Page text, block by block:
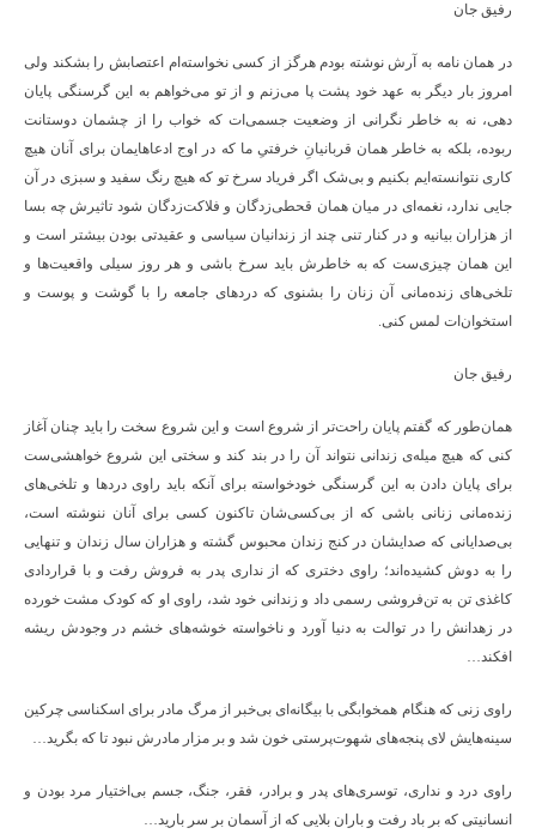
رفیق جان
در همان نامه به آرش نوشته بودم هرگز از کسی نخواسته‌ام اعتصابش را بشکند ولی
امروز بار دیگر به عهد خود پشت پا می‌زنم و از تو می‌خواهم به این گرسنگی پایان
دهی، نه به خاطر نگرانی از وضعیت جسمی‌ات که خواب را از چشمان دوستانت
ربوده، بلکه به خاطر همان قربانیانِ خرفتیِ ما که در اوج ادعاهایمان برای آنان هیچ
کاری نتوانسته‌ایم بکنیم و بی‌شک اگر فریاد سرخ تو که هیچ رنگ سفید و سبزی در آن
جایی ندارد، نغمه‌ای در میان همان قحطی‌زدگان و فلاکت‌زدگان شود تاثیرش چه بسا
از هزاران بیانیه و در کنار تنی چند از زندانیان سیاسی و عقیدتی بودن بیشتر است و
این همان چیزی‌ست که به خاطرش باید سرخ باشی و هر روز سیلی واقعیت‌ها و
تلخی‌های زنده‌مانی آن زنان را بشنوی که دردهای جامعه را با گوشت و پوست و
استخوان‌ات لمس کنی.
رفیق جان
همان‌طور که گفتم پایان راحت‌تر از شروع است و این شروع سخت را باید چنان آغاز
کنی که هیچ میله‌ی زندانی نتواند آن را در بند کند و سختی این شروع خواهشی‌ست
برای پایان دادن به این گرسنگی خودخواسته برای آنکه باید راوی دردها و تلخی‌های
زنده‌مانی زنانی باشی که از بی‌کسی‌شان تاکنون کسی برای آنان ننوشته است،
بی‌صدایانی که صدایشان در کنج زندان محبوس گشته و هزاران سال زندان و تنهایی
را به دوش کشیده‌اند؛ راوی دختری که از نداری پدر به فروش رفت و با قراردادی
کاغذی تن به تن‌فروشی رسمی داد و زندانی خود شد، راوی او که کودک مشت خورده
در زهدانش را در توالت به دنیا آورد و ناخواسته خوشه‌های خشم در وجودش ریشه
افکند…
راوی زنی که هنگام همخوابگی با بیگانه‌ای بی‌خبر از مرگ مادر برای اسکناسی چرکین
سینه‌هایش لای پنجه‌های شهوت‌پرستی خون شد و بر مزار مادرش نبود تا که بگرید…
راوی درد و نداری، توسری‌های پدر و برادر، فقر، جنگ، جسم بی‌اختیار مرد بودن و
انسانیتی که بر باد رفت و باران بلایی که از آسمان بر سر بارید…